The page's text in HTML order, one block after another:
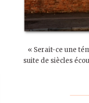
« Serait-ce une
suite de siècles